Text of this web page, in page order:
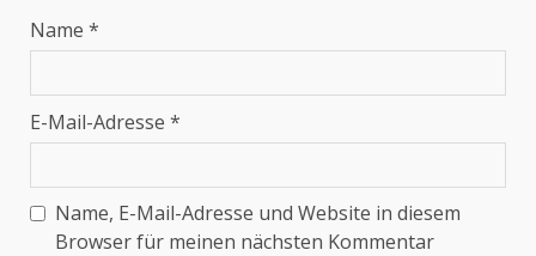
Name *
E-Mail-Adresse *
Name, E-Mail-Adresse und Website in diesem
Browser für meinen nächsten Kommentar